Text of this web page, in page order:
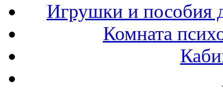
Игрушки и пособия
Комната